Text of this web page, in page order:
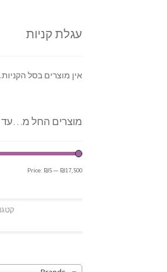
עגלת קניות
אין מוצרים בסל הקניות.
מוצרים החל מ…עד
Price: ₪5— ₪17,500